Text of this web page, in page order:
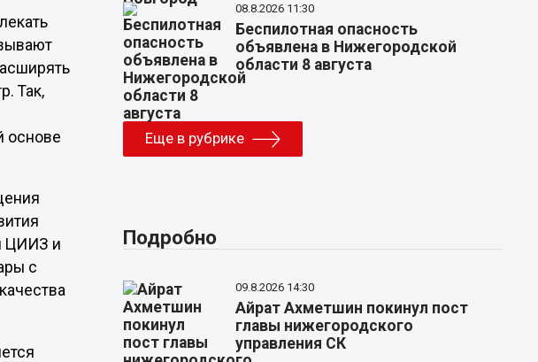
Так,
основе
ЦИИЗ и
с
08.8.2026 11:30
Беспилотная опасность
объявлена в Нижегородской
области 8 августа
Еще в рубрике
Подробно
09.8.2026 14:30
Айрат Ахметшин покинул пост
главы нижегородского
управления СК